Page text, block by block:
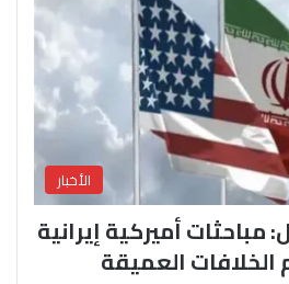
الأخبار
أميركية إيرانية
العميقة